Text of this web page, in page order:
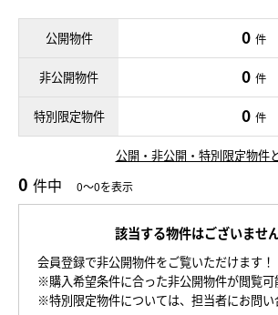
公開物件 0 件
非公開物件 0 件
特別限定物件 0 件
公開・非公開・特別限定物件
0 件中 0～0を表示
該当する物件はございません
会員登録で非公開物件をご覧いただけます！
※購入希望条件に合った非公開物件が閲覧可
※特別限定物件については、担当者にお問い